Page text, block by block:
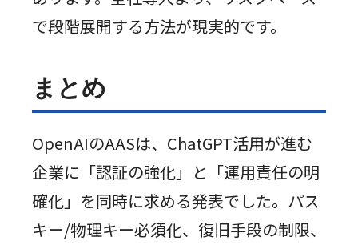
で段階展開する方法が現実的です。
まとめ
OpenAIのAASは、ChatGPT活用が進む
企業に「認証の強化」と「運用責任の明
確化」を同時に求める発表でした。パス
キー/物理キー必須化、復旧手段の制限、